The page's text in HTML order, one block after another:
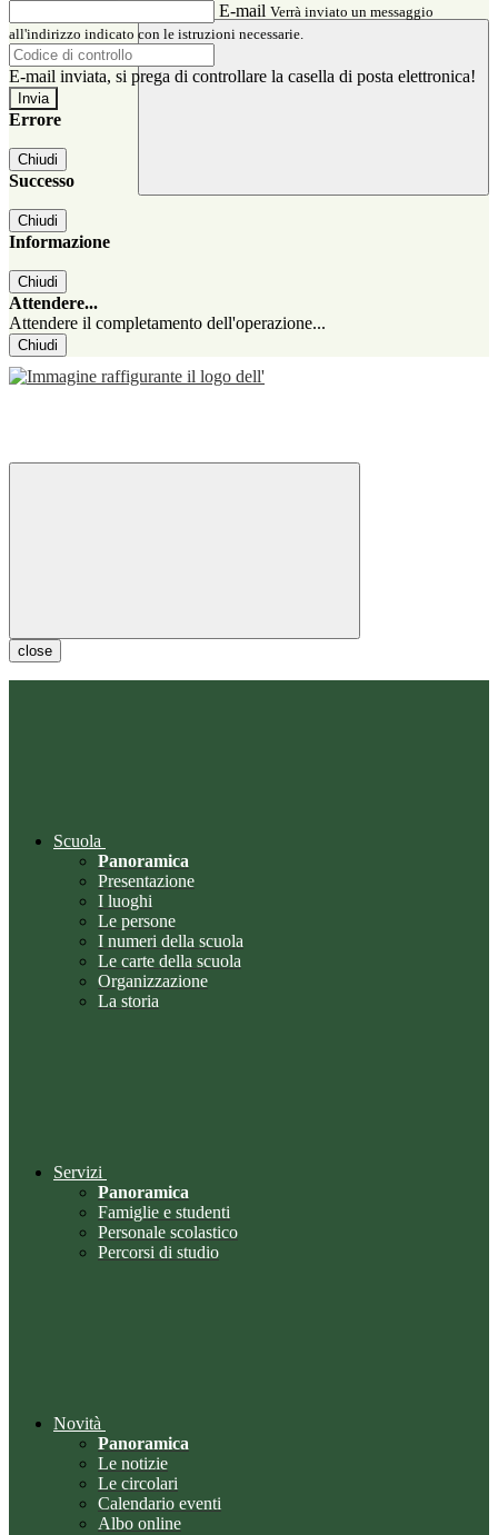
E-mail Verrà inviato un messaggio
all'indirizzo indicato con le istruzioni necessarie.
E-mail inviata, si prega di controllare la casella di posta elettronica!
Errore
Chiudi
Successo
Chiudi
Informazione
Chiudi
Attendere...
Attendere il completamento dell'operazione...
Chiudi
close
Scuola
Panoramica
Presentazione
I luoghi
Le persone
I numeri della scuola
Le carte della scuola
Organizzazione
La storia
Servizi
Panoramica
Famiglie e studenti
Personale scolastico
Percorsi di studio
Novità
Panoramica
Le notizie
Le circolari
Calendario eventi
Albo online